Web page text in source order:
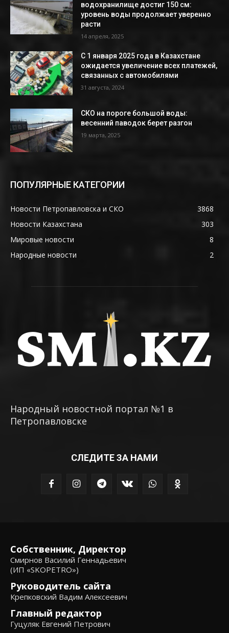
водохранилище достиг 150 см:
уровень воды продолжает уверенно
расти
14 апреля, 2025
С 1 января 2025 года в Казахстане
ожидается увеличение всех платежей,
связанных с автомобилями
31 августа, 2024
СКО на пороге большой воды:
весенний паводок берет разгон
19 марта, 2025
ПОПУЛЯРНЫЕ КАТЕГОРИИ
Новости Петропавловска и СКО
3868
Новости Казахстана
303
Мировые новости
8
Народные новости
2
Народный новостной портал №1 в
Петропавловске
СЛЕДИТЕ ЗА НАМИ
Собственник, Директор
Смирнов Василий Геннадьевич
(ИП «SKOPETRO»)
Руководитель сайта
Крепковский Вадим Алексеевич
Главный редактор
Гуцуляк Евгений Петрович